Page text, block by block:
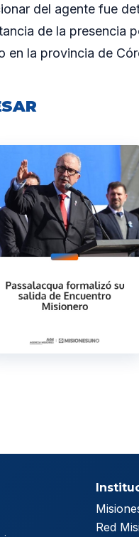
del agente fue
de la presencia
en la provincia de
Red